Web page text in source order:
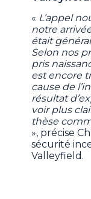
« L’appel
notre
était
Selon nos
pris
est encore
cause de
résultat
voir plus
thèse
», précise
sécurité
Valleyfield.